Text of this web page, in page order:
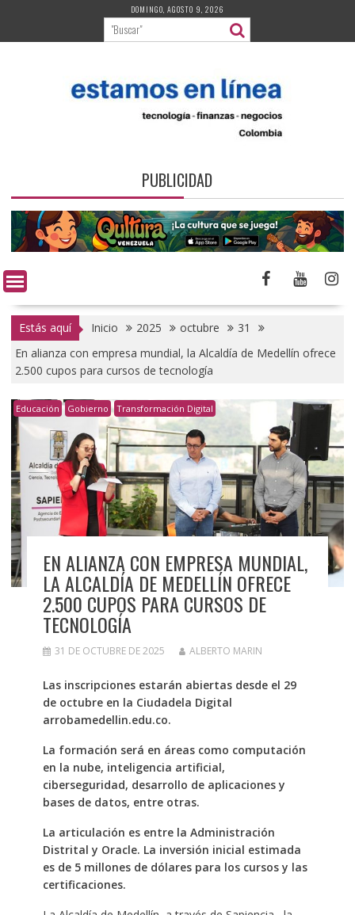
contenido
DOMINGO, AGOSTO 9, 2026
PUBLICIDAD
Estás aquí Inicio 2025 octubre
31
En alianza con empresa mundial, la Alcaldía de Medellín ofrece
2.500 cupos para cursos de tecnología
Educación Gobierno Transformación Digital
EN ALIANZA CON EMPRESA MUNDIAL,
LA ALCALDÍA DE MEDELLÍN OFRECE
2.500 CUPOS PARA CURSOS DE
TECNOLOGÍA
31 DE OCTUBRE DE 2025 ALBERTO MARIN
Las inscripciones estarán abiertas desde el 29
de octubre en la Ciudadela Digital
arrobamedellin.edu.co.
La formación será en áreas como computación
en la nube, inteligencia artificial,
ciberseguridad, desarrollo de aplicaciones y
bases de datos, entre otras.
La articulación es entre la Administración
Distrital y Oracle. La inversión inicial estimada
es de 5 millones de dólares para los cursos y las
certificaciones.